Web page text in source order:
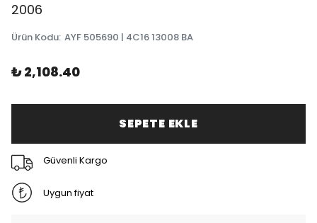
2006
Ürün Kodu: AYF 505690 | 4C16 13008 BA
₺ 2,108.40
SEPETE EKLE
Güvenli Kargo
Uygun fiyat